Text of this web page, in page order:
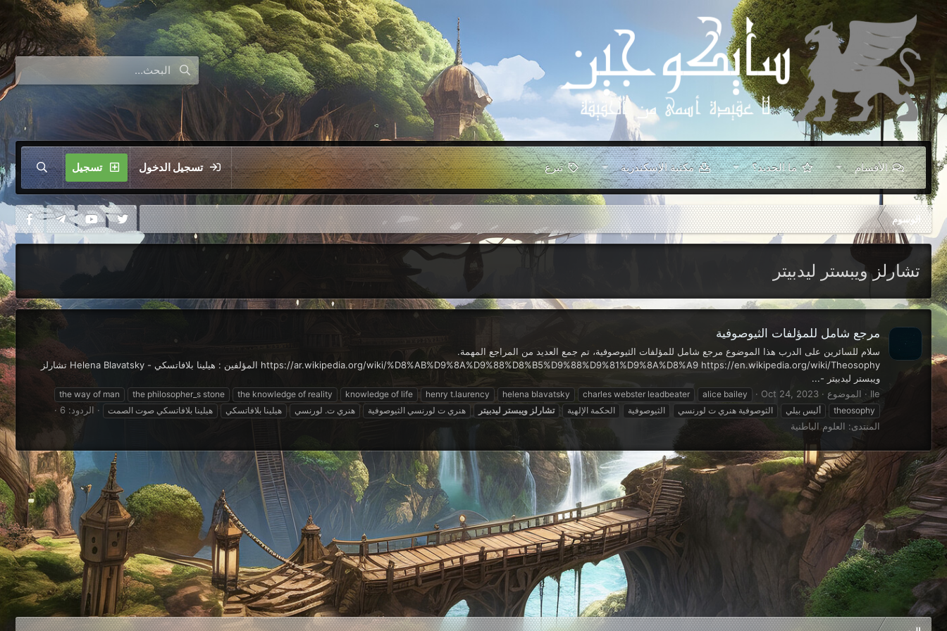
الأقسام ما الجديد؟ مكتبة الإسكندرية تبرع تسجيل الدخول تسجيل
الوسوم
تشارلز ويبستر ليدبيتر
مرجع شامل للمؤلفات الثيوصوفية
سلام للسائرين على الدرب هذا الموضوع مرجع شامل للمؤلفات الثيوصوفية، تم جمع العديد من المراجع المهمة.
https://ar.wikipedia.org/wiki/%D8%AB%D9%8A%D9%88%D8%B5%D9%88%D9%81%D9%8A%D8%A9 https://en.wikipedia.org/wiki/Theosophy المؤلفين : هيلينا بلافاتسكي - Helena Blavatsky تشارلز
ويبستر ليدبيتر -...
Ile
الموضوع Oct 24, 2023
alice bailey
charles webster leadbeater
helena blavatsky
henry t.laurency
knowledge of life
the knowledge of reality
the philosopher_s stone
the way of man
theosophy
أليس بيلي الثوصوفية هنري ت لورنسي الثيوصوفية الحكمة الإلهية تشارلز ويبستر ليدبيتر هنري ت لورنسي الثيوصوفية هنري ت. لورنسي هيلينا بلافاتسكي هيلينا بلافاتسكي صوت الصمت
الردود: 6
المنتدى: العلوم الباطنية